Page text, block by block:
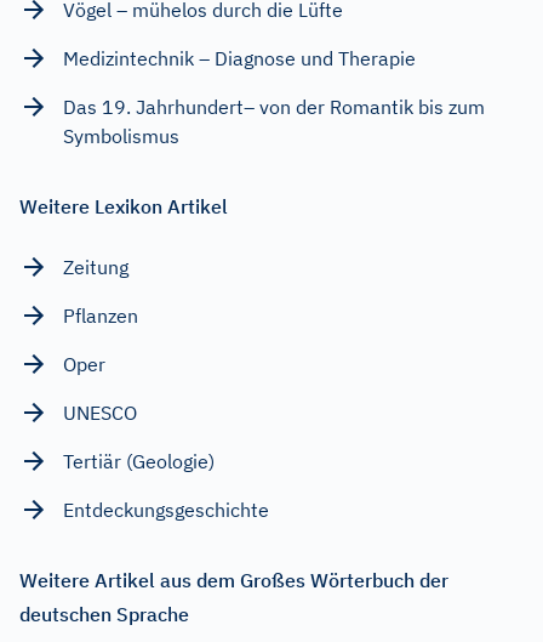
Vögel – mühelos durch die Lüfte
Medizintechnik – Diagnose und Therapie
Das 19. Jahrhundert– von der Romantik bis zum
Symbolismus
Weitere Lexikon Artikel
Zeitung
Pflanzen
Oper
UNESCO
Tertiär (Geologie)
Entdeckungsgeschichte
Weitere Artikel aus dem Großes Wörterbuch der
deutschen Sprache